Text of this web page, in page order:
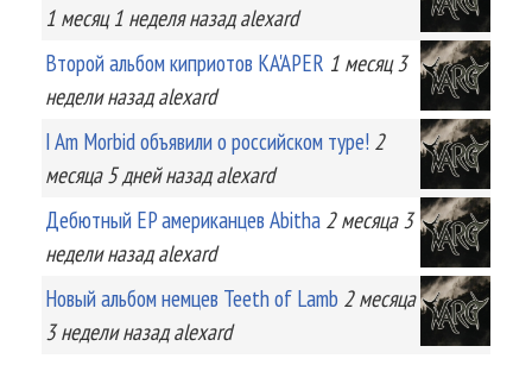
1 месяц 1 неделяназад alexard
Второй альбом киприотов KA'APER 1 месяц 3
неделиназад alexard
I Am Morbid объявили о российском туре! 2
месяца 5 днейназад alexard
Дебютный EP американцев Abitha 2 месяца 3
неделиназад alexard
Новый альбом немцев Teeth of Lamb 2 месяца
3 неделиназад alexard